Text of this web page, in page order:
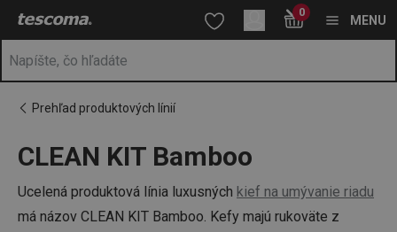
Nachádzate sa na stránke CLEAN KIT Bamboo
Prejsť na hlavný obsah
Prejsť na vyhľadávanie
Prejsť na navigáciu 0
MENU
Prehľad produktových línií
CLEAN KIT Bamboo
Ucelená produktová línia luxusných kief na umývanie riadu
má názov CLEAN KIT Bamboo. Kefy majú rukoväte z